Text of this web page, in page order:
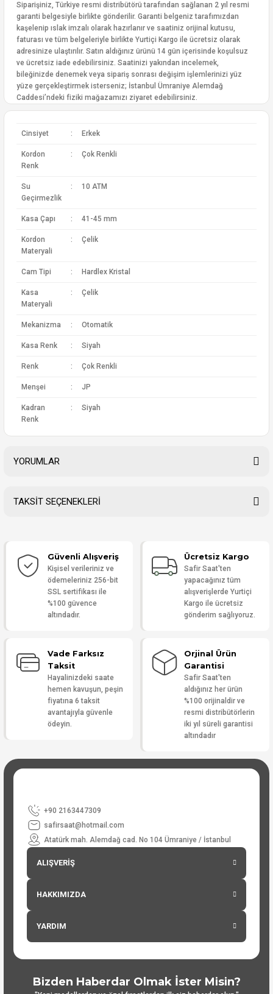
Siparişiniz, Türkiye resmi distribütörü tarafından sağlanan 2 yıl resmi
garanti belgesiyle birlikte gönderilir. Garanti belgeniz tarafımızdan
kaşelenip ıslak imzalı olarak hazırlanır ve saatiniz orijinal kutusu,
faturası ve tüm belgeleriyle birlikte Yurtiçi Kargo ile ücretsiz olarak
adresinize ulaştırılır. Satın aldığınız ürünü 14 gün içerisinde koşulsuz
ve ücretsiz iade edebilirsiniz. Saatinizi yakından incelemek,
bileğinizde denemek veya sipariş sonrası değişim işlemlerinizi yüz
yüze gerçekleştirmek isterseniz; İstanbul Ümraniye Alemdağ
Caddesi’ndeki fiziki mağazamızı ziyaret edebilirsiniz.
Cinsiyet : Erkek
Kordon
Renk
: Çok Renkli
Su
Geçirmezlik
: 10 ATM
Kasa Çapı : 41-45 mm
Kordon
Materyali
: Çelik
Cam Tipi : Hardlex Kristal
Kasa
Materyali
: Çelik
Mekanizma : Otomatik
Kasa Renk : Siyah
Renk : Çok Renkli
Menşei : JP
Kadran
Renk
: Siyah
YORUMLAR
Yorum Yaz
TAKSİT SEÇENEKLERİ
Güvenli Alışveriş
Kişisel verileriniz ve
ödemeleriniz 256-bit
SSL sertifikası ile
%100 güvence
altındadır.
Ücretsiz Kargo
Safir Saat'ten
yapacağınız tüm
alışverişlerde Yurtiçi
Kargo ile ücretsiz
gönderim sağlıyoruz.
Vade Farksız
Taksit
Hayalinizdeki saate
hemen kavuşun, peşin
fiyatına 6 taksit
avantajıyla güvenle
ödeyin.
Orjinal Ürün
Garantisi
Safir Saat'ten
aldığınız her ürün
%100 orijinaldir ve
resmi distribütörlerin
iki yıl süreli garantisi
altındadır
+90 2163447309
safirsaat@hotmail.com
Atatürk mah. Alemdağ cad. No 104 Ümraniye / İstanbul
ALIŞVERİŞ
HAKKIMIZDA
YARDIM
Bizden Haberdar Olmak İster Misin?